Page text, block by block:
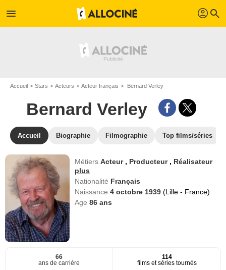
menu profil search
Accueil Stars Acteurs Acteur français Bernard Verley
Bernard Verley
Accueil Biographie Filmographie Top films/séries
MétiersActeur , Producteur , Réalisateur
plus
Nationalité Français
Naissance4 octobre 1939(Lille - France)
Age86 ans
66
ans de carrière
114
films et séries tournés